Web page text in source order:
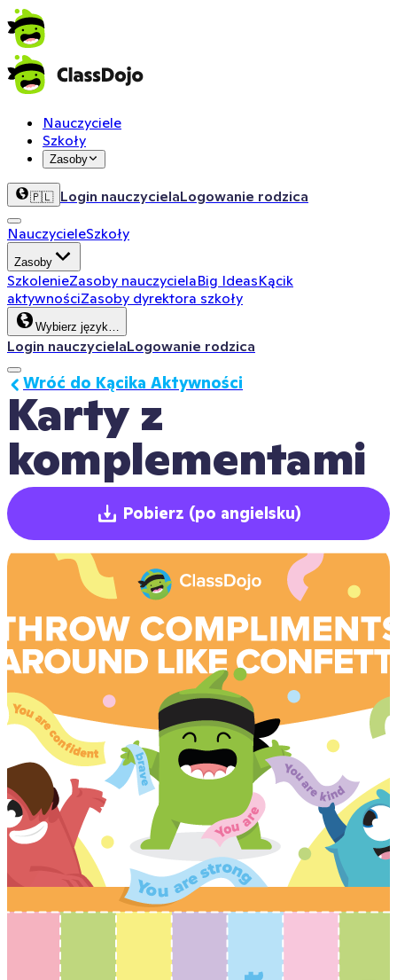
Nauczyciele
Szkoły
Zasoby
🇵🇱 Login nauczycielaLogowanie rodzica
NauczycieleSzkoły
Zasoby
SzkolenieZasoby nauczycielaBig IdeasKącik
aktywnościZasoby dyrektora szkoły
Wybierz język…
Login nauczycielaLogowanie rodzica
Karty z
komplementami
Wróć do Kącika Aktywności
Pobierz (po angielsku)